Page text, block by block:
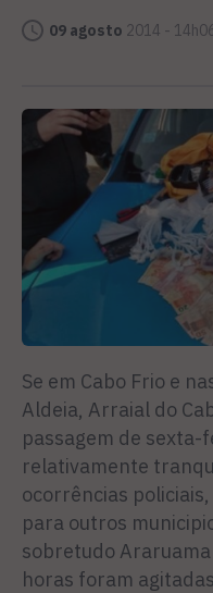
09 agosto 2014 -
Se em Cabo Frio e
Aldeia, Arraial do
passagem de
relativamente
ocorrências
para outros
sobretudo
horas foram